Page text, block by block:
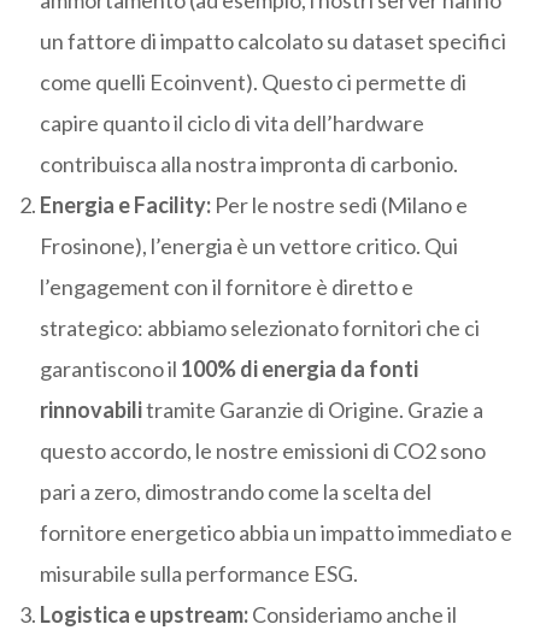
un fattore di impatto calcolato su dataset specifici
come quelli Ecoinvent). Questo ci permette di
capire quanto il ciclo di vita dell’hardware
contribuisca alla nostra impronta di carbonio.
Energia e Facility: Per le nostre sedi (Milano e
Frosinone), l’energia è un vettore critico. Qui
l’engagement con il fornitore è diretto e
strategico: abbiamo selezionato fornitori che ci
garantiscono il 100% di energia da fonti
rinnovabilitramite Garanzie di Origine. Grazie a
questo accordo, le nostre emissioni di CO2 sono
pari a zero, dimostrando come la scelta del
fornitore energetico abbia un impatto immediato e
misurabile sulla performance ESG.
Logistica e upstream:Consideriamo anche il